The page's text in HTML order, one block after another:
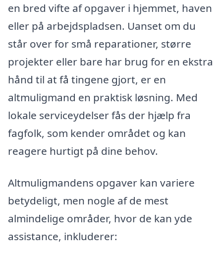
en bred vifte af opgaver i hjemmet, haven
eller på arbejdspladsen. Uanset om du
står over for små reparationer, større
projekter eller bare har brug for en ekstra
hånd til at få tingene gjort, er en
altmuligmand en praktisk løsning. Med
lokale serviceydelser fås der hjælp fra
fagfolk, som kender området og kan
reagere hurtigt på dine behov.
Altmuligmandens opgaver kan variere
betydeligt, men nogle af de mest
almindelige områder, hvor de kan yde
assistance, inkluderer: